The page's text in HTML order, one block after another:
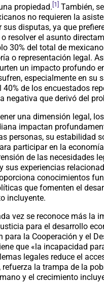
propiedad. [1] También,
no requieren la
sus disputas, ya que
resolver el asunto
30% del total de
o representación legal.
un impacto profundo
especialmente en su
40% de los encuestados
negativa que derivó del
una dimensión legal,
impactan
personas, su estabilidad
participar en la
de las necesidades
sus experiencias
conocimientos
que fomenten el
incluyente.
vez se reconoce más la
para el desarrollo
para la Cooperación y el
que «la incapacidad
legales reduce el
la trampa de la
y el crecimiento